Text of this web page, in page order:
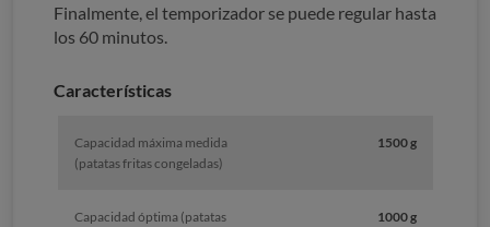
Finalmente, el temporizador se puede regular hasta
los 60 minutos.
Características
Capacidad máxima medida
(patatas fritas congeladas)
1500 g
Capacidad óptima (patatas
1000 g